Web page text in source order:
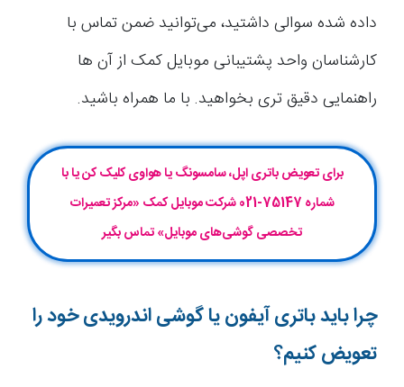
داده شده سوالی داشتید، می‌توانید ضمن تماس با
کارشناسان واحد پشتیبانی موبایل کمک از آن ها
راهنمایی دقیق تری بخواهید. با ما همراه باشید.
برای تعویض باتری اپل، سامسونگ یا هواوی کلیک کن یا با
شماره 75147-021 شرکت موبایل‌ کمک «مرکز تعمیرات
تخصصی گوشی‌های موبایل» تماس بگیر
چرا باید باتری آیفون یا گوشی اندرویدی خود را
تعویض کنیم؟